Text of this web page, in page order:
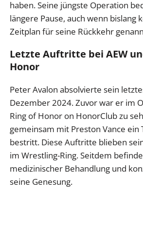
haben. Seine jüngste Operation
längere Pause, auch wenn bislang
Zeitplan für seine Rückkehr
Letzte Auftritte bei AEW
Honor
Peter Avalon absolvierte sein
Dezember 2024. Zuvor war er im
Ring of Honor on HonorClub zu
gemeinsam mit Preston Vance ein
bestritt. Diese Auftritte blieben
im Wrestling-Ring. Seitdem
medizinischer Behandlung und
seine Genesung.